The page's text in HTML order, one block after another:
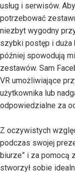
usług i serwisów.
potrzebować
niezbyt wygodny
szybki postęp i duża
później spowodują
zestawów. Sam
VR umożliwiające
użytkownika lub
odpowiedzialne za
Z oczywistych
podczas swojej
biurze” i za pomocą
stworzył sobie